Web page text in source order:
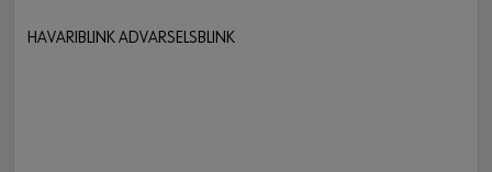
HAVARIBLINK ADVARSELSBLINK